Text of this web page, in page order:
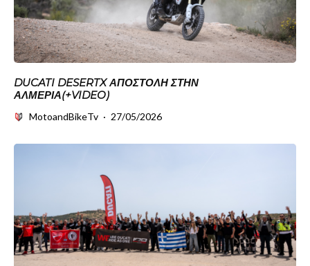
DUCATI DESERTX ΑΠΟΣΤΟΛΉ ΣΤΗΝ
ΑΛΜΕΡΊΑ(+VIDEO)
MotoandBikeTv · 27/05/2026